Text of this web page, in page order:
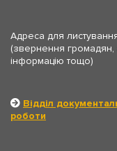
Адреса для
(звернення громадян,
інформацію тощо)
Відділ
роботи